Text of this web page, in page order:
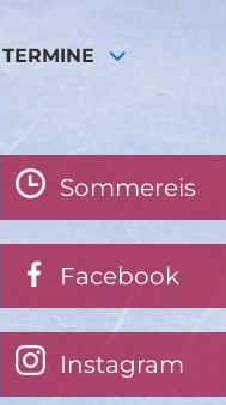
TERMINE
Sommereis
Facebook
Instagram